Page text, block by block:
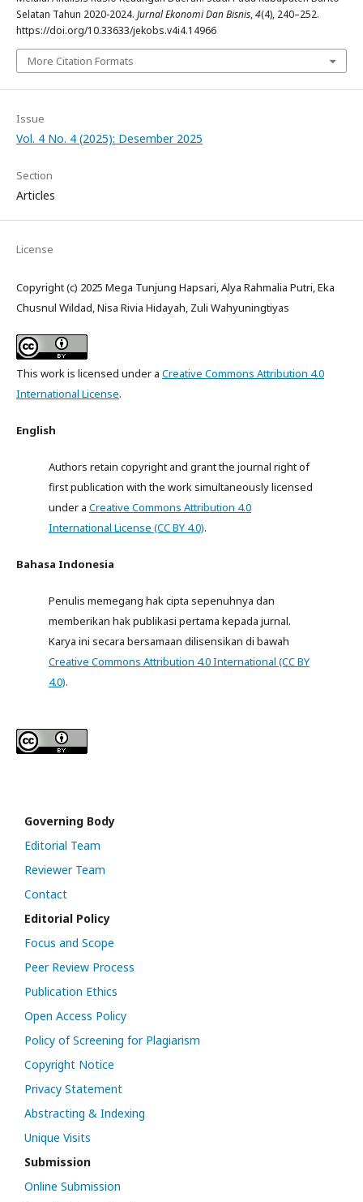
Selatan Tahun 2020-2024. Jurnal Ekonomi Dan Bisnis,4(4), 240–252.
https://doi.org/10.33633/jekobs.v4i4.14966
More Citation Formats
Issue
Vol. 4 No. 4 (2025): Desember 2025
Section
Articles
License
Copyright (c) 2025 Mega Tunjung Hapsari, Alya Rahmalia Putri, Eka
Chusnul Wildad, Nisa Rivia Hidayah, Zuli Wahyuningtiyas
This work is licensed under a Creative Commons Attribution 4.0
International License.
English
Authors retain copyright and grant the journal right of
first publication with the work simultaneously licensed
under a Creative Commons Attribution 4.0
International License (CC BY 4.0).
Bahasa Indonesia
Penulis memegang hak cipta sepenuhnya dan
memberikan hak publikasi pertama kepada jurnal.
Karya ini secara bersamaan dilisensikan di bawah
Creative Commons Attribution 4.0 International (CC BY
4.0).
Governing Body
Editorial Team
Reviewer Team
Contact
Editorial Policy
Focus and Scope
Peer Review Process
Publication Ethics
Open Access Policy
Policy of Screening for Plagiarism
Copyright Notice
Privacy Statement
Abstracting & Indexing
Unique Visits
Submission
Online Submission